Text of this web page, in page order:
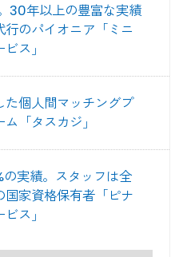
30年以上の豊富な実績
行のパイオニア「ミニ
ス」
た個人間マッチングプ
「タスカジ」
実績。スタッフは全
国家資格保有者「ピナ
ス」